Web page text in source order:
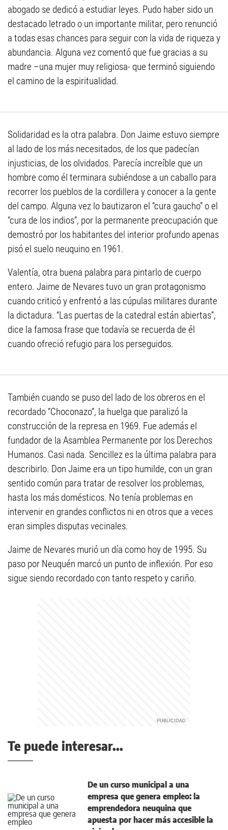
abogado se dedicó a estudiar leyes. Pudo haber sido un
destacado letrado o un importante militar, pero renunció
a todas esas chances para seguir con la vida de riqueza y
abundancia. Alguna vez comentó que fue gracias a su
madre –una mujer muy religiosa- que terminó siguiendo
el camino de la espiritualidad.
Solidaridad es la otra palabra. Don Jaime estuvo siempre
al lado de los más necesitados, de los que padecían
injusticias, de los olvidados. Parecía increíble que un
hombre como él terminara subiéndose a un caballo para
recorrer los pueblos de la cordillera y conocer a la gente
del campo. Alguna vez lo bautizaron el “cura gaucho” o el
“cura de los indios”, por la permanente preocupación que
demostró por los habitantes del interior profundo apenas
pisó el suelo neuquino en 1961.
Valentía, otra buena palabra para pintarlo de cuerpo
entero. Jaime de Nevares tuvo un gran protagonismo
cuando criticó y enfrentó a las cúpulas militares durante
la dictadura. “Las puertas de la catedral están abiertas”,
dice la famosa frase que todavía se recuerda de él
cuando ofreció refugio para los perseguidos.
También cuando se puso del lado de los obreros en el
recordado “Choconazo”, la huelga que paralizó la
construcción de la represa en 1969. Fue además el
fundador de la Asamblea Permanente por los Derechos
Humanos. Casi nada. Sencillez es la última palabra para
describirlo. Don Jaime era un tipo humilde, con un gran
sentido común para tratar de resolver los problemas,
hasta los más domésticos. No tenía problemas en
intervenir en grandes conflictos ni en otros que a veces
eran simples disputas vecinales.
Jaime de Nevares murió un día como hoy de 1995. Su
paso por Neuquén marcó un punto de inflexión. Por eso
sigue siendo recordado con tanto respeto y cariño.
Te puede interesar...
De un curso municipal a una
empresa que genera empleo: la
emprendedora neuquina que
apuesta por hacer más accesible la